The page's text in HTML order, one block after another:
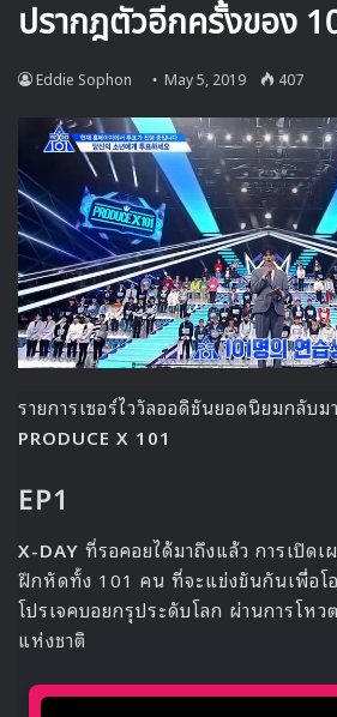
ได้ที่ทุกช่องทางของFeohThaiในเร็ว
NU'EST Segno in BKK
NUESTSegnoInBKK